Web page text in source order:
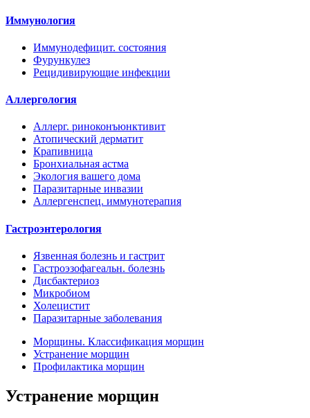
Иммунология
Иммунодефицит. состояния
Фурункулез
Рецидивирующие инфекции
Аллергология
Аллерг. риноконъюнктивит
Атопический дерматит
Крапивница
Бронхиальная астма
Экология вашего дома
Паразитарные инвазии
Аллергенспец. иммунотерапия
Гастроэнтерология
Язвенная болезнь и гастрит
Гастроэзофагеальн. болезнь
Дисбактериоз
Микробиом
Холецистит
Паразитарные заболевания
Морщины. Классификация морщин
Устранение морщин
Профилактика морщин
Устранение морщин